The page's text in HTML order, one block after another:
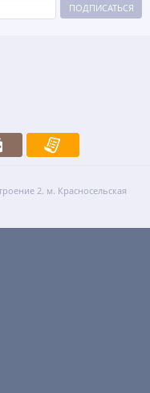
ПОДПИСАТЬСЯ
2. м. Красносельская